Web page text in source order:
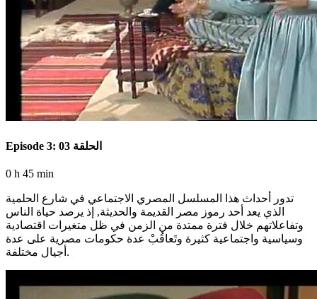
Episode 3: الحلقة 03
0 h 45 min
تدور أحداث هذا المسلسل المصري الاجتماعي في شارع الحلمية
الذي يعد أحد رموز مصر القديمة والحديثة, إذ يرصد حياة الناس
وتفاعلاتهم خلال فترة ممتدة من الزمن في ظل متغيرات اقتصادية
وسياسية واجتماعية كثيرة وتَعاقُبْ عدة حكومات مصرية على عدة
أجيال مختلفة.